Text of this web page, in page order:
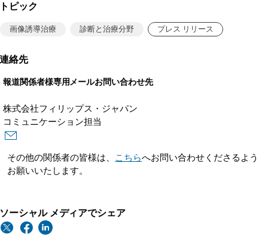
トピック
画像誘導治療 診断と治療分野 プレス リリース
連絡先
報道関係者様専用メールお問い合わせ先
株式会社フィリップス・ジャパン
コミュニケーション担当
その他の関係者の皆様は、 こちらへお問い合わせくださるよう
お願いいたします。
ソーシャル メディアでシェア